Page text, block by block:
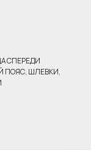
СПЕРЕДИ
ПОЯС, ШЛЕВКИ,